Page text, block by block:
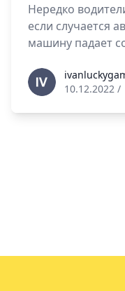
Нередко
если случается
машину падает
ivanluckygaming
10.12.2022 /